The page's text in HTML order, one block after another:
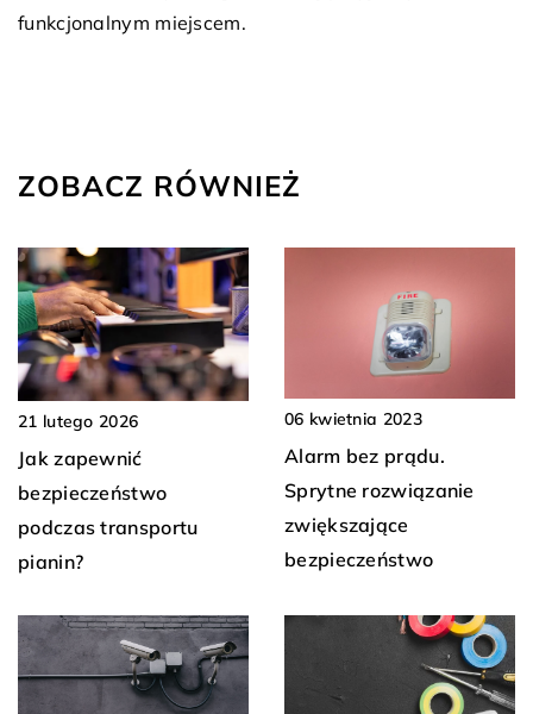
funkcjonalnym miejscem.
ZOBACZ RÓWNIEŻ
21 lutego 2026
Jak zapewnić
bezpieczeństwo
podczas transportu
pianin?
06 kwietnia 2023
Alarm bez prądu.
Sprytne rozwiązanie
zwiększające
bezpieczeństwo